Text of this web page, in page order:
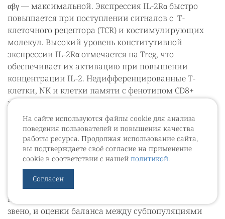
На сайте используются файлы cookie для анализа
поведения пользователей и повышения качества
работы ресурса. Продолжая использование сайта,
вы подтверждаете своё согласие на применение
cookie в соответствии с нашей политикой.
Согласен
αβγ — максимальной. Экспрессия IL-2Rα быстро
повышается при поступлении сигналов с Т-
клеточного рецептора (TCR) и костимулирующих
молекул. Высокий уровень конститутивной
экспрессии IL-2Rα отмечается на Treg, что
обеспечивает их активацию при повышении
концентрации IL-2. Недифференцированные Т-
клетки, NK и клетки памяти с фенотипом CD8+
характеризуются высокой степенью
конститутивной экспрессии β- и γ-субъединиц
и возможностью быстрого синтеза α-субъединицы
при появлении IL-2 [48]. Таким образом, при
экзогенном введении IL-2 создается ситуации
«конкуренции» между эффекторными и Т-
регуляторными клетками, что определяет
необходимость использования дополнительных
компонентов, подавляющих иммуносупрессивное
звено, и оценки баланса между субпопуляциями